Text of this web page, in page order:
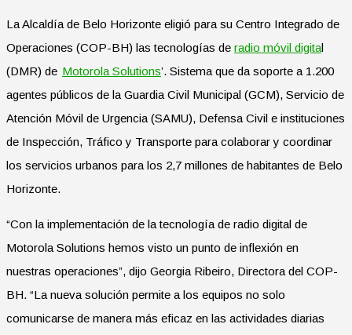
La Alcaldía de Belo Horizonte eligió para su Centro Integrado de
Operaciones (COP-BH) las tecnologías de radio móvil digital
(DMR) de Motorola Solutions’. Sistema que da soporte a 1.200
agentes públicos de la Guardia Civil Municipal (GCM), Servicio de
Atención Móvil de Urgencia (SAMU), Defensa Civil e instituciones
de Inspección, Tráfico y Transporte para colaborar y coordinar
los servicios urbanos para los 2,7 millones de habitantes de Belo
Horizonte.
“Con la implementación de la tecnología de radio digital de
Motorola Solutions hemos visto un punto de inflexión en
nuestras operaciones”, dijo Georgia Ribeiro, Directora del COP-
BH. “La nueva solución permite a los equipos no solo
comunicarse de manera más eficaz en las actividades diarias